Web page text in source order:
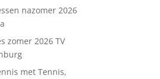
nazomer 2026
zomer 2026 TV
met Tennis,